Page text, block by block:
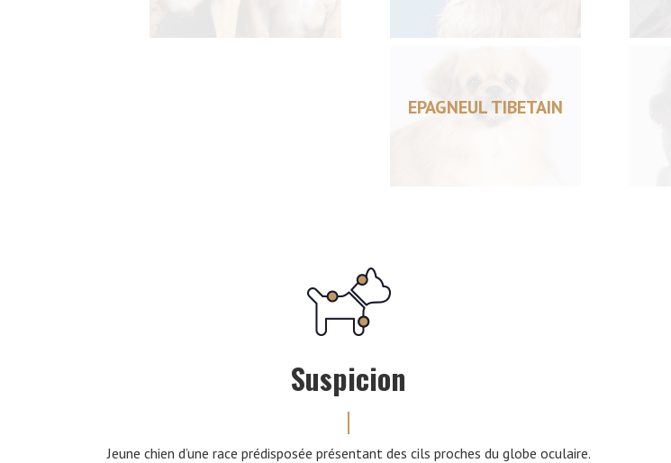
EPAGNEUL TIBETAIN
Suspicion
Jeune chien d’une race prédisposée présentant des cils proches du globe oculaire.